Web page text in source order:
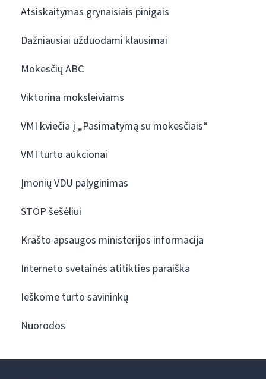
Atsiskaitymas grynaisiais pinigais
Dažniausiai užduodami klausimai
Mokesčių ABC
Viktorina moksleiviams
VMI kviečia į „Pasimatymą su mokesčiais“
VMI turto aukcionai
Įmonių VDU palyginimas
STOP šešėliui
Krašto apsaugos ministerijos informacija
Interneto svetainės atitikties paraiška
Ieškome turto savininkų
Nuorodos